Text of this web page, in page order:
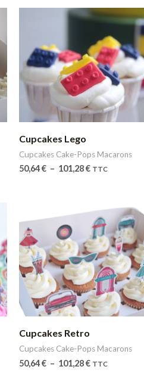
Cupcakes Lego
Cupcakes Cake-Pops Macarons
50,64€ – 101,28€
Plage
de
prix :
50,64 €
à
101,28 €
TTC
Cupcakes Retro
Cupcakes Cake-Pops Macarons
50,64€ – 101,28€
Plage
de
prix :
50,64 €
à
101,28 €
TTC